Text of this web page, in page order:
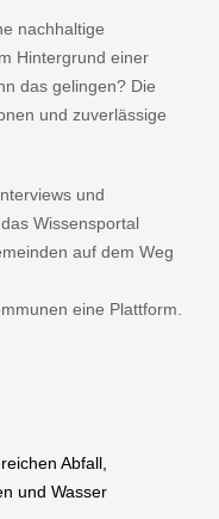
nachhaltige
Hintergrund einer
das gelingen? Die
und zuverlässige
und
Wissensportal
auf dem Weg
eine Plattform.
Abfall,
und Wasser